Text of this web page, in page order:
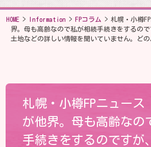
HOME> Information > FPコラム > 札幌・小樽
界。母も高齢なので私が相続手続きをするので
土地などの詳しい情報を聞いていません。ど
札幌・小樽FPニュース
が他界。母も高齢なの
手続きをするのですが